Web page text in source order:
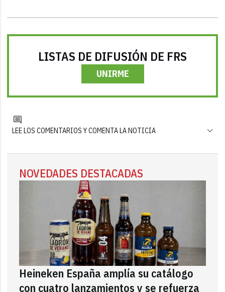
LISTAS DE DIFUSIÓN DE FRS
UNIRME
LEE LOS COMENTARIOS Y COMENTA LA NOTICIA
NOVEDADES DESTACADAS
Heineken España amplía su catálogo
con cuatro lanzamientos y se refuerza